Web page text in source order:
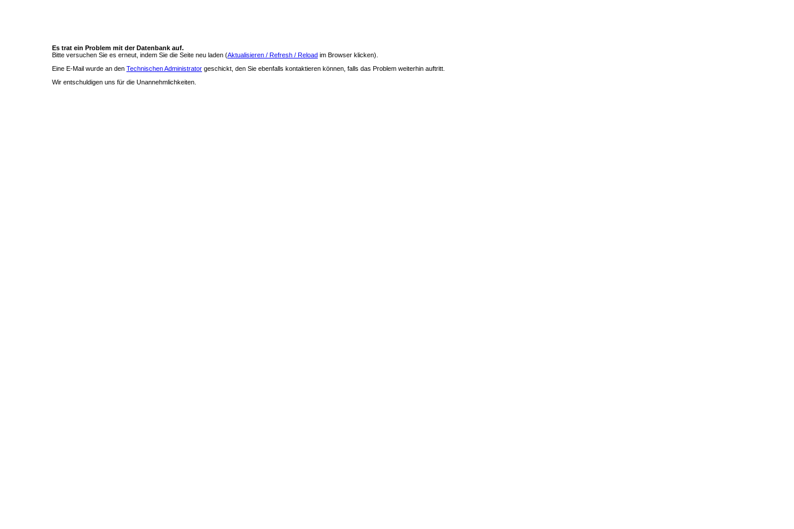
Es trat ein Problem mit der Datenbank auf.
Bitte versuchen Sie es erneut, indem Sie die Seite neu laden (Aktualisieren / Refresh / Reload im Browser klicken).
Eine E-Mail wurde an den Technischen Administrator geschickt, den Sie ebenfalls kontaktieren können, falls das Problem weiterhin auftritt.
Wir entschuldigen uns für die Unannehmlichkeiten.